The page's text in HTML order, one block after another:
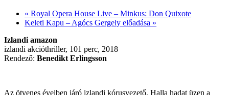
« Royal Opera House Live – Minkus: Don Quixote
Keleti Kapu – Agócs Gergely előadása »
Izlandi amazon
izlandi akcióthriller, 101 perc, 2018
Rendező: Benedikt Erlingsson
Az ötvenes éveiben járó izlandi kórusvezető, Halla hadat üzen a